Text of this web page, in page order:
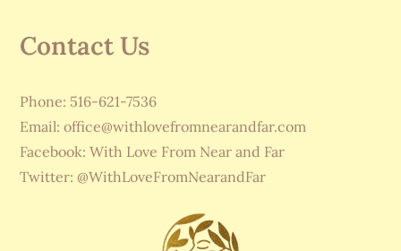
Contact Us
Phone: 516-621-7536
Email:office@withlovefromnearandfar.com
Facebook: With Love From Near and Far
Twitter: @WithLoveFromNearandFar